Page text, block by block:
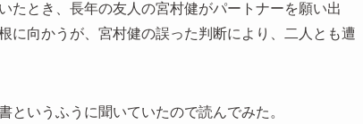
たとき、長年の友人の宮村健がパートナーを願い出
に向かうが、宮村健の誤った判断により、二人とも遭
というふうに聞いていたので読んでみた。